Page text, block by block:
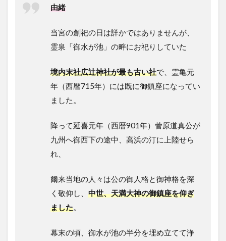
福引
由緒
当宮の創祀の日は詳かではありませんが、
霊泉「御水が池」の畔にお祀りしていた
境内末社広辻神社が最も古い社で、霊亀元
年（西暦715年）には既に御鎮座になってい
ました。
降って延喜元年（西暦901年）菅原道真公が
九州へ御西下の途中、高浜の汀に上陸せら
れ、
爾来当地の人々は公の御人格と御神格を深
く敬仰し、 中世、天満大神の御鎮座を仰ぎ
ました。
幕末の頃、御水が池の半分を埋め立てて浄